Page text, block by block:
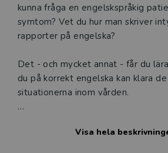
kunna fråga en engelskspråkig
symtom? Vet du hur man skriver
rapporter på engelska?
Det - och mycket annat - får du
du på korrekt engelska kan klara
situationerna inom vården.
Visa hela